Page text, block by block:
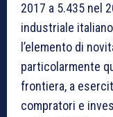
2017 a 5.435 nel
industriale
l’elemento di
particolarmente
frontiera, a
compratori e